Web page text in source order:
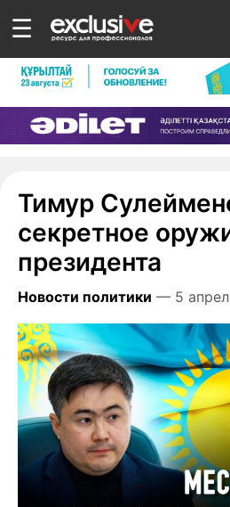
☰
Тимур
секретное
президента
Новости политики — 5